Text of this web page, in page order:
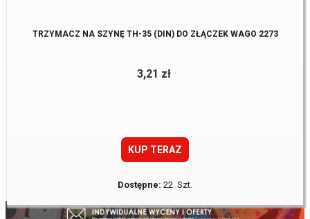
TRZYMACZ NA SZYNĘ TH-35 (DIN) DO ZŁĄCZEK WAGO 2273
3,21 zł
KUP TERAZ
Dostępne: 22 Szt.